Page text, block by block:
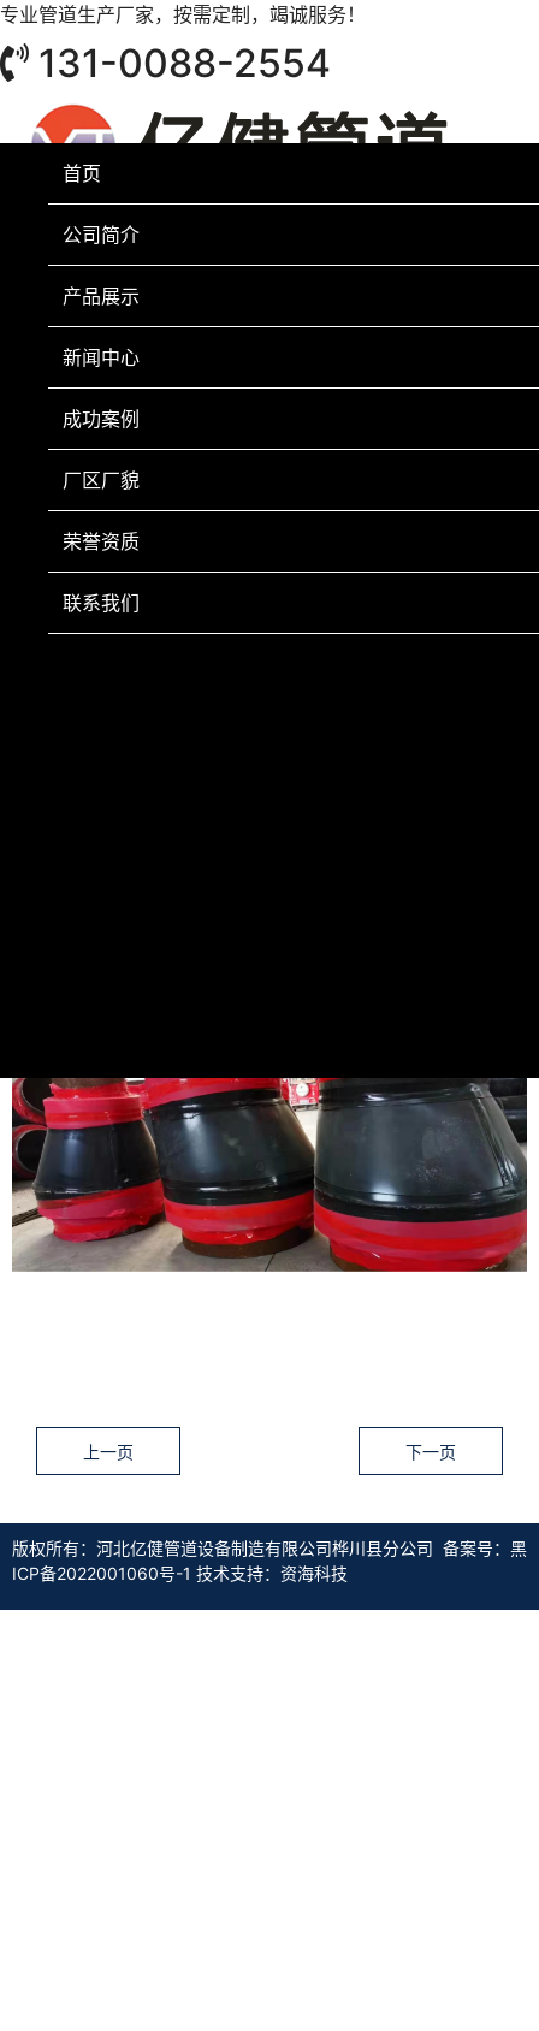
专业管道生产厂家，按需定制，竭诚服务！
131-0088-2554
首页
公司简介
产品展示
新闻中心
成功案例
厂区厂貌
荣誉资质
联系我们
上一页 下一页
版权所有：河北亿健管道设备制造有限公司桦川县分公司 备案号： 黑
ICP备2022001060号-1 技术支持：资海科技